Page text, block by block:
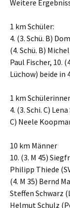
Weitere
1 km Schüler:
4. (3. Schü. B)
(4. Schü. B)
Paul Fischer, 10.
Lüchow) beide in
1 km
4. (3. Schi. C)
C) Neele
10 km Männer
10. (3. M 45)
Philipp Thiede
(4. M 35) Bernd
Steffen Schwarz
Helmut Schulz